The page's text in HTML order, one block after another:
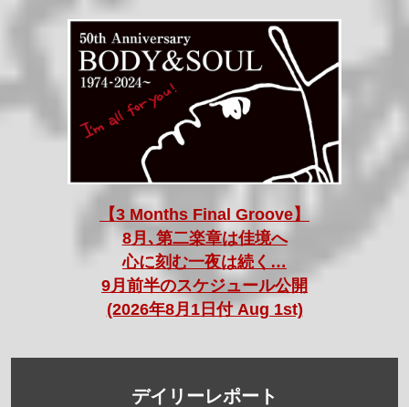
【3 Months Final Groove】
8月､第二楽章は佳境へ
心に刻む一夜は続く…
9月前半のスケジュール公開
(2026年8月1日付 Aug 1st)
デイリーレポート